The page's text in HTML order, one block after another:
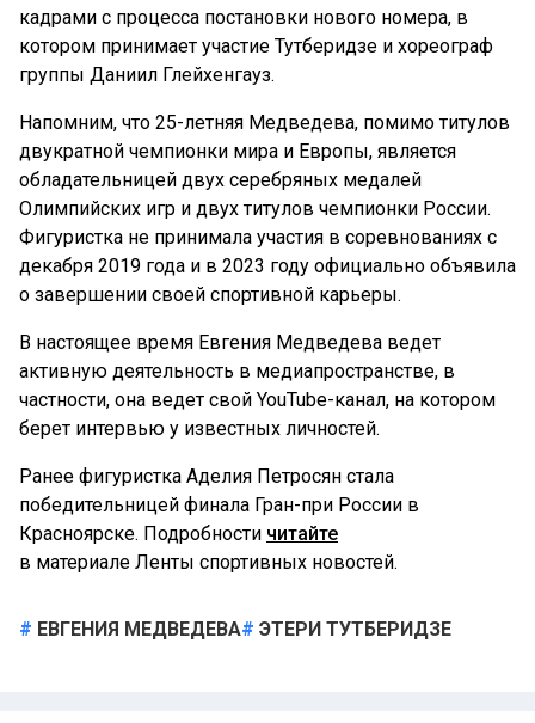
кадрами с процесса постановки нового номера, в
котором принимает участие Тутберидзе и хореограф
группы Даниил Глейхенгауз.
Напомним, что 25-летняя Медведева, помимо титулов
двукратной чемпионки мира и Европы, является
обладательницей двух серебряных медалей
Олимпийских игр и двух титулов чемпионки России.
Фигуристка не принимала участия в соревнованиях с
декабря 2019 года и в 2023 году официально объявила
о завершении своей спортивной карьеры.
В настоящее время Евгения Медведева ведет
активную деятельность в медиапространстве, в
частности, она ведет свой YouTube-канал, на котором
берет интервью у известных личностей.
Ранее фигуристка Аделия Петросян стала
победительницей финала Гран-при России в
Красноярске. Подробности читайте
в материале Ленты спортивных новостей.
ЕВГЕНИЯ МЕДВЕДЕВА ЭТЕРИ ТУТБЕРИДЗЕ